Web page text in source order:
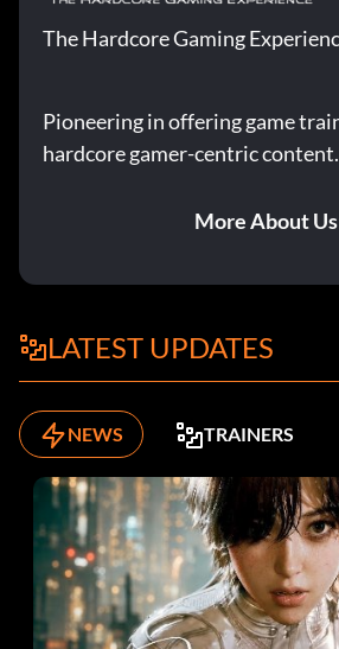
The Hardcore Gaming
Pioneering in offering game
hardcore gamer-centric content.
More About Us
LATEST UPDATES
NEWS TRAINERS